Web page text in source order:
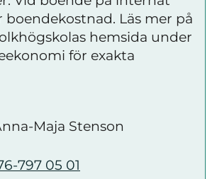
Läs mer på
hemsida under
för exakta
Maja Stenson
797 05 01